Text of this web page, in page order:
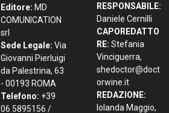
Editore: MD
COMUNICATION
srl
Sede Legale: Via
Giovanni Pierluigi
da Palestrina, 63
- 00193 ROMA
Telefono: +39
06 5895156 /
RESPONSABILE:
Daniele Cernilli
CAPOREDATTO
RE: Stefania
Vinciguerra,
shedoctor@doct
orwine.it
REDAZIONE:
Iolanda Maggio,